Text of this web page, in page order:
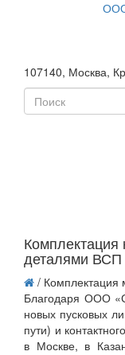
107140, Москва,
деталями ВСП
/ Комплектация
Благодаря ООО
новых пусковых
пути) и
в Москве, в